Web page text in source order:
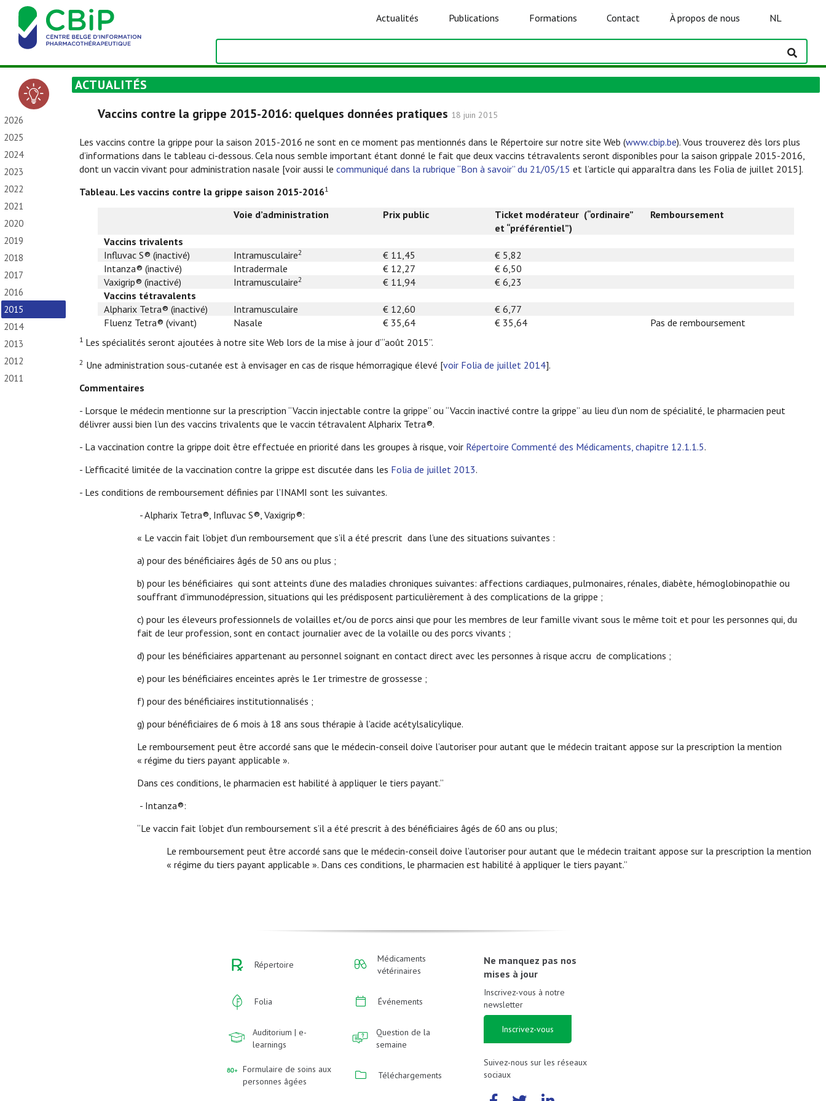
Actualités Publications Formations Contact À propos de nous NL
2026
2025
2024
2023
2022
2021
2020
2019
2018
2017
2016
2015
2014
2013
2012
2011
ACTUALITÉS
Vaccins contre la grippe 2015-2016: quelques données pratiques 18 juin 2015
Les vaccins contre la grippe pour la saison 2015-2016 ne sont en ce moment pas mentionnés dans le Répertoire sur notre site Web (www.cbip.be). Vous trouverez dès lors plus
d’informations dans le tableau ci-dessous. Cela nous semble important étant donné le fait que deux vaccins tétravalents seront disponibles pour la saison grippale 2015-2016,
dont un vaccin vivant pour administration nasale [voir aussi le communiqué dans la rubrique “Bon à savoir” du 21/05/15 et l’article qui apparaîtra dans les Folia de juillet 2015].
Tableau. Les vaccins contre la grippe saison 2015-20161
Voie d’administration Prix public
Ticket modérateur (“ordinaire”
et “préférentiel”)
Remboursement
Vaccins trivalents
Influvac S® (inactivé)
Intramusculaire2 € 11,45
€ 5,82
Intanza® (inactivé)
Intradermale € 12,27
€ 6,50
Vaxigrip® (inactivé)
Intramusculaire2 € 11,94
€ 6,23
Vaccins tétravalents
Alpharix Tetra® (inactivé)
Intramusculaire € 12,60
€ 6,77
Fluenz Tetra® (vivant)
Nasale € 35,64 € 35,64 Pas de remboursement
1 Les spécialités seront ajoutées à notre site Web lors de la mise à jour d’“août 2015”.
2 Une administration sous-cutanée est à envisager en cas de risque hémorragique élevé [voir Folia de juillet 2014].
Commentaires
- Lorsque le médecin mentionne sur la prescription “Vaccin injectable contre la grippe” ou “Vaccin inactivé contre la grippe” au lieu d’un nom de spécialité, le pharmacien peut
délivrer aussi bien l’un des vaccins trivalents que le vaccin tétravalent Alpharix Tetra®.
- La vaccination contre la grippe doit être effectuée en priorité dans les groupes à risque, voir Répertoire Commenté des Médicaments, chapitre 12.1.1.5.
- L’efficacité limitée de la vaccination contre la grippe est discutée dans les Folia de juillet 2013.
- Les conditions de remboursement définies par l’INAMI sont les suivantes.
- Alpharix Tetra®, Influvac S®, Vaxigrip®:
« Le vaccin fait l’objet d’un remboursement que s’il a été prescrit dans l’une des situations suivantes :
a) pour des bénéficiaires âgés de 50 ans ou plus ;
b) pour les bénéficiaires qui sont atteints d’une des maladies chroniques suivantes: affections cardiaques, pulmonaires, rénales, diabète, hémoglobinopathie ou
souffrant d’immunodépression, situations qui les prédisposent particulièrement à des complications de la grippe ;
c) pour les éleveurs professionnels de volailles et/ou de porcs ainsi que pour les membres de leur famille vivant sous le même toit et pour les personnes qui, du
fait de leur profession, sont en contact journalier avec de la volaille ou des porcs vivants ;
d) pour les bénéficiaires appartenant au personnel soignant en contact direct avec les personnes à risque accru de complications ;
e) pour les bénéficiaires enceintes après le 1er trimestre de grossesse ;
f) pour des bénéficiaires institutionnalisés ;
g) pour bénéficiaires de 6 mois à 18 ans sous thérapie à l’acide acétylsalicylique.
Le remboursement peut être accordé sans que le médecin-conseil doive l’autoriser pour autant que le médecin traitant appose sur la prescription la mention
« régime du tiers payant applicable ».
Dans ces conditions, le pharmacien est habilité à appliquer le tiers payant.”
- Intanza®:
“Le vaccin fait l’objet d’un remboursement s’il a été prescrit à des bénéficiaires âgés de 60 ans ou plus;
Le remboursement peut être accordé sans que le médecin-conseil doive l’autoriser pour autant que le médecin traitant appose sur la prescription la mention
« régime du tiers payant applicable ». Dans ces conditions, le pharmacien est habilité à appliquer le tiers payant.”
Répertoire
Folia
Auditorium | e-
learnings
Formulaire de soins aux
personnes âgées
Médicaments
vétérinaires
Événements
Question de la
semaine
Téléchargements
Ne manquez pas nos
mises à jour
Inscrivez-vous à notre
newsletter
Inscrivez-vous
Suivez-nous sur les réseaux
sociaux